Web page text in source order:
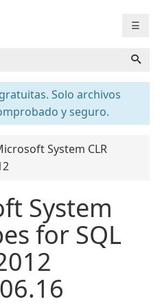
☰
Solo archivos
y seguro.
System CLR
System
for SQL